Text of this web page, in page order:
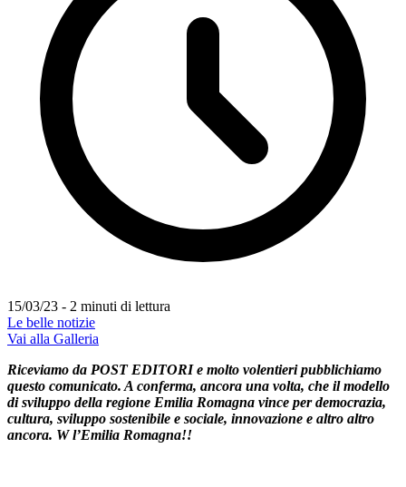
15/03/23 - 2 minuti di lettura
Le belle notizie
Vai alla Galleria
Riceviamo da POST EDITORI e molto volentieri pubblichiamo
questo comunicato. A conferma, ancora una volta, che il modello
di sviluppo della regione Emilia Romagna vince per democrazia,
cultura, sviluppo sostenibile e sociale, innovazione e altro altro
ancora. W l’Emilia Romagna!!